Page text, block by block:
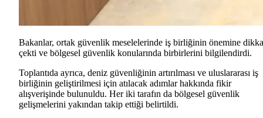
Bakanlar, ortak güvenlik meselelerinde iş birliğinin önemine
çekti ve bölgesel güvenlik konularında birbirlerini bilgilendirdi.
Toplantıda ayrıca, deniz güvenliğinin artırılması ve uluslararası iş
birliğinin geliştirilmesi için atılacak adımlar hakkında fikir
alışverişinde bulunuldu. Her iki tarafın da bölgesel güvenlik
gelişmelerini yakından takip ettiği belirtildi.